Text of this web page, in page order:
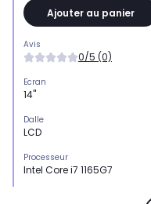
Ajouter au panier
Avis
0/5 (0)
Ecran
14"
Dalle
LCD
Processeur
Intel Core i7 1165G7